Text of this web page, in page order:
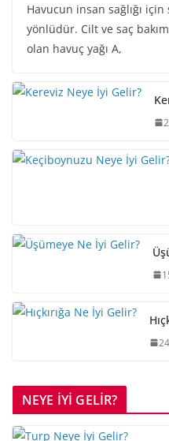
Havucun insan sağlığı
yönlüdür. Cilt ve saç
olan havuç yağı A,
NEYE İYİ GELİR?